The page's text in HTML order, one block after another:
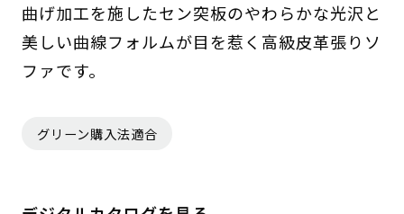
曲げ加工を施したセン突板のやわらかな光沢と
美しい曲線フォルムが目を惹く高級皮革張りソ
ファです。
グリーン購入法適合